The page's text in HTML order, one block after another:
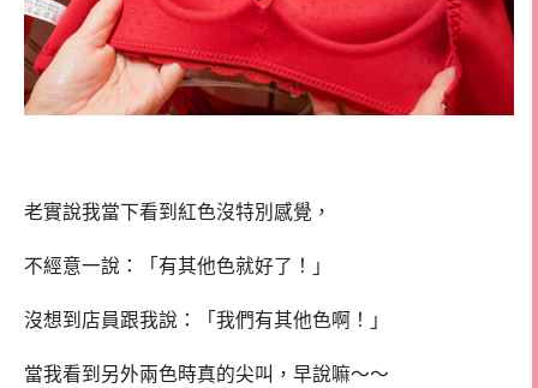
老實說我當下看到紅色沒特別感覺，
不經意一說：「有其他色就好了！」
沒想到店員跟我說：「我們有其他色啊！」
當我看到另外兩色時真的尖叫，早說嘛～～